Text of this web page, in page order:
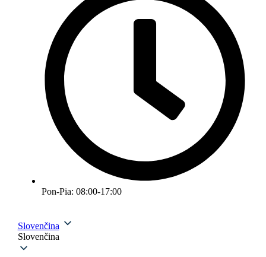
Pon-Pia: 08:00-17:00
Slovenčina
Slovenčina